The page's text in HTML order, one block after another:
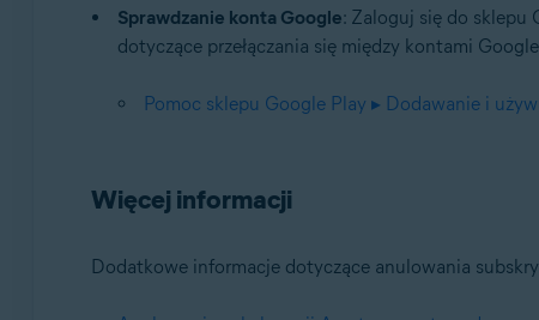
Sprawdzanie konta Google: Zaloguj się do sklepu
dotyczące przełączania się między kontami
Pomoc sklepu Google Play ▸ Dodawanie i
Więcej informacji
Dodatkowe informacje dotyczące anulowania